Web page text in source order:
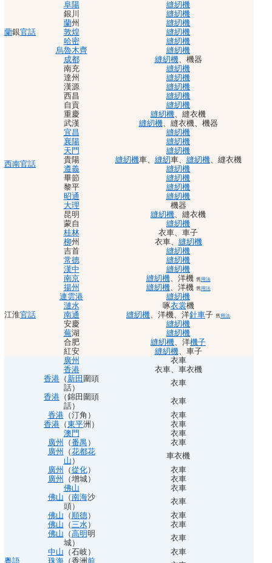
阜陽 縫紉機
蘭銀官話
銀川
縫紉機
蘭州
縫紉機
敦煌
縫紉機
哈密
縫紉機
烏魯木齊
縫紉機
西南官話
成都 縫紉機、 機器
南充
縫紉機
達州
縫紉機
漢源
縫紉機
西昌
縫紉機
自貢
縫紉機
重慶
縫紉機、 縫衣機
武漢
縫紉機、 縫衣機、 機器
宜昌
縫紉機
襄陽
縫紉機
天門
縫紉機
貴陽
縫紉機車、 縫紉 車、 縫紉機、 縫衣機
遵義
縫紉機
畢節
縫紉機
黎平
縫紉機
昭通
縫紉機
大理
機器
昆明
縫紉機、 縫衣機
蒙自
縫紉機
桂林
衣車、 車子
柳州 衣車、 縫紉機
吉首
縫紉機
常德
縫紉機
漢中
縫紉機
江淮官話
南京 縫紉機、 洋機 舊用法
揚州 縫紉機、 洋機 舊用法
連雲港
縫紉機
漣水
啄衣裳機
南通
縫紉機、 洋機、 洋針車子 舊用法
安慶
縫紉機
蕪湖
縫紉機
合肥
縫紉機、 洋機子
紅安
縫紉機、 車子
粵語
廣州
衣車
香港
衣車、 車衣機
香港 （ 新田 圍頭
話）
衣車
香港 （錦田圍頭
話）
衣車
香港（汀角）
衣車
香港 （東平洲）
衣車
澳門
衣車
廣州
（番禺 ）
衣車
廣州
（花都花
山 ）
車衣機
廣州
（從化）
衣車
廣州
（增城）
衣車
佛山
衣車
佛山 （南海沙
頭）
衣車
佛山 （ 順德）
衣車
佛山 （三水）
衣車
佛山 （ 高明明
城）
衣車
中山 （石岐）
衣車
珠海（香洲前